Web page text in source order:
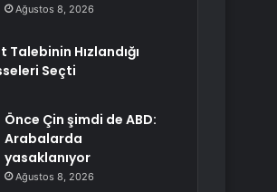
Ağustos 8, 2026
Hızlandığı
Seçti
Önce Çin şimdi de ABD:
Arabalarda
yasaklanıyor
Ağustos 8, 2026